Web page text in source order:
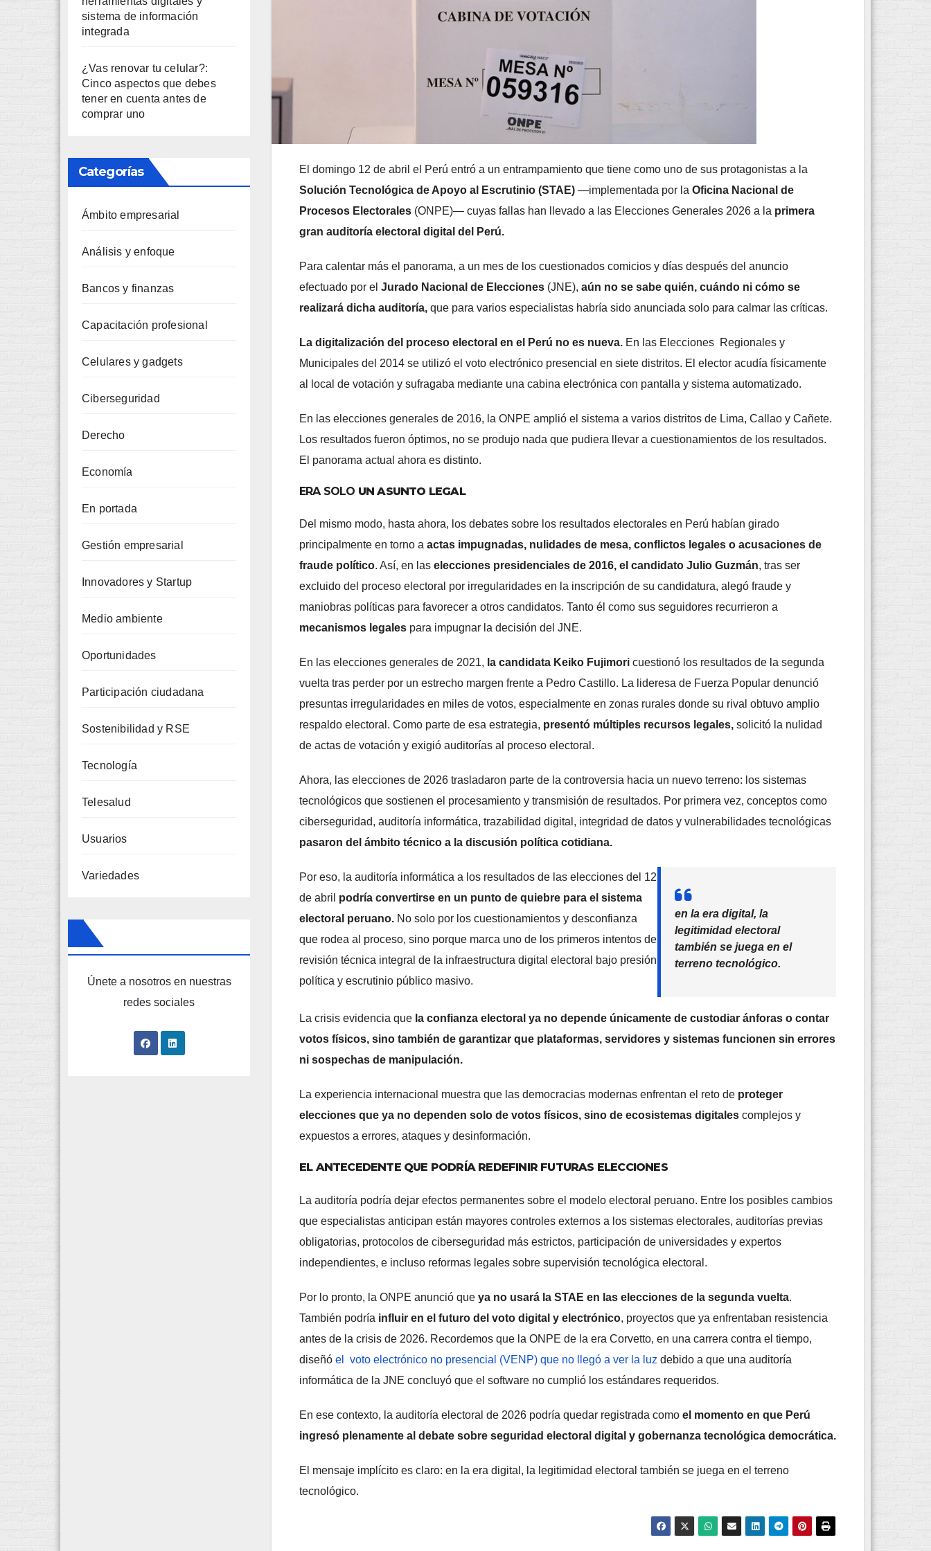
sistema de información
integrada
¿Vas renovar tu celular?:
Cinco aspectos que debes
tener en cuenta antes de
comprar uno
Categorías
Ámbito empresarial
Análisis y enfoque
Bancos y finanzas
Capacitación profesional
Celulares y gadgets
Ciberseguridad
Derecho
Economía
En portada
Gestión empresarial
Innovadores y Startup
Medio ambiente
Oportunidades
Participación ciudadana
Sostenibilidad y RSE
Tecnología
Telesalud
Usuarios
Variedades
Únete a nosotros en nuestras
redes sociales
El domingo 12 de abril el Perú entró a un entrampamiento que tiene como uno de sus protagonistas a la
Solución Tecnológica de Apoyo al Escrutinio (STAE) —implementada por la Oficina Nacional de
Procesos Electorales (ONPE)— cuyas fallas han llevado a las Elecciones Generales 2026 a la primera
gran auditoría electoral digital del Perú.
Para calentar más el panorama, a un mes de los cuestionados comicios y días después del anuncio
efectuado por el Jurado Nacional de Elecciones (JNE), aún no se sabe quién, cuándo ni cómo se
realizará dicha auditoría, que para varios especialistas habría sido anunciada solo para calmar las críticas.
La digitalización del proceso electoral en el Perú no es nueva. En las Elecciones Regionales y
Municipales del 2014 se utilizó el voto electrónico presencial en siete distritos. El elector acudía físicamente
al local de votación y sufragaba mediante una cabina electrónica con pantalla y sistema automatizado.
En las elecciones generales de 2016, la ONPE amplió el sistema a varios distritos de Lima, Callao y Cañete.
Los resultados fueron óptimos, no se produjo nada que pudiera llevar a cuestionamientos de los resultados.
El panorama actual ahora es distinto.
ERA SOLO UN ASUNTO LEGAL
Del mismo modo, hasta ahora, los debates sobre los resultados electorales en Perú habían girado
principalmente en torno a actas impugnadas, nulidades de mesa, conflictos legales o acusaciones de
fraude político. Así, en las elecciones presidenciales de 2016, el candidato Julio Guzmán, tras ser
excluido del proceso electoral por irregularidades en la inscripción de su candidatura, alegó fraude y
maniobras políticas para favorecer a otros candidatos. Tanto él como sus seguidores recurrieron a
mecanismos legales para impugnar la decisión del JNE.
En las elecciones generales de 2021, la candidata Keiko Fujimori cuestionó los resultados de la segunda
vuelta tras perder por un estrecho margen frente a Pedro Castillo. La lideresa de Fuerza Popular denunció
presuntas irregularidades en miles de votos, especialmente en zonas rurales donde su rival obtuvo amplio
respaldo electoral. Como parte de esa estrategia, presentó múltiples recursos legales, solicitó la nulidad
de actas de votación y exigió auditorías al proceso electoral.
Ahora, las elecciones de 2026 trasladaron parte de la controversia hacia un nuevo terreno: los sistemas
tecnológicos que sostienen el procesamiento y transmisión de resultados. Por primera vez, conceptos como
ciberseguridad, auditoría informática, trazabilidad digital, integridad de datos y vulnerabilidades tecnológicas
pasaron del ámbito técnico a la discusión política cotidiana.
Por eso, la auditoría informática a los resultados de las elecciones del 12
de abril podría convertirse en un punto de quiebre para el sistema
electoral peruano. No solo por los cuestionamientos y desconfianza
que rodea al proceso, sino porque marca uno de los primeros intentos de
revisión técnica integral de la infraestructura digital electoral bajo presión
política y escrutinio público masivo.
en la era digital, la
legitimidad electoral
también se juega en el
terreno tecnológico.
La crisis evidencia que la confianza electoral ya no depende únicamente de custodiar ánforas o contar
votos físicos, sino también de garantizar que plataformas, servidores y sistemas funcionen sin errores
ni sospechas de manipulación.
La experiencia internacional muestra que las democracias modernas enfrentan el reto de proteger
elecciones que ya no dependen solo de votos físicos, sino de ecosistemas digitales complejos y
expuestos a errores, ataques y desinformación.
EL ANTECEDENTE QUE PODRÍA REDEFINIR FUTURAS ELECCIONES
La auditoría podría dejar efectos permanentes sobre el modelo electoral peruano. Entre los posibles cambios
que especialistas anticipan están mayores controles externos a los sistemas electorales, auditorías previas
obligatorias, protocolos de ciberseguridad más estrictos, participación de universidades y expertos
independientes, e incluso reformas legales sobre supervisión tecnológica electoral.
Por lo pronto, la ONPE anunció que ya no usará la STAE en las elecciones de la segunda vuelta.
También podría influir en el futuro del voto digital y electrónico, proyectos que ya enfrentaban resistencia
antes de la crisis de 2026. Recordemos que la ONPE de la era Corvetto, en una carrera contra el tiempo,
diseñó el voto electrónico no presencial (VENP) que no llegó a ver la luz debido a que una auditoría
informática de la JNE concluyó que el software no cumplió los estándares requeridos.
En ese contexto, la auditoría electoral de 2026 podría quedar registrada como el momento en que Perú
ingresó plenamente al debate sobre seguridad electoral digital y gobernanza tecnológica democrática.
El mensaje implícito es claro: en la era digital, la legitimidad electoral también se juega en el terreno
tecnológico.